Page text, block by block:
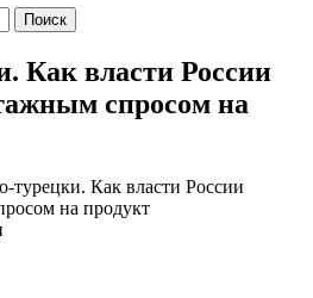
Как власти России
спросом на
турецки. Как власти России
на продукт